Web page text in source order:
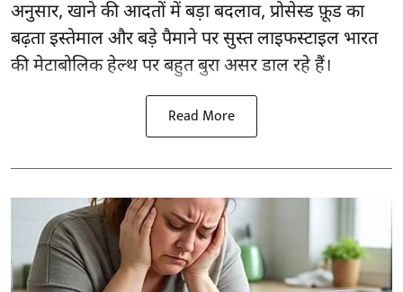
अनुसार, खाने की आदतोंमें बड़ा बदलाव, प्रोसेस्ड फ़ूड का
बढ़ता इस्तेमाल और बड़े पैमाने पर सुस्त लाइफस्टाइल भारत
की मेटाबोलिक हेल्थ पर बहुत बुरा असर डाल रहे हैं।
Read More